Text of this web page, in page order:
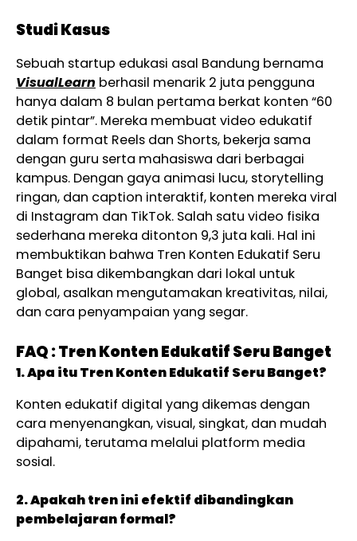
Studi Kasus
Sebuah startup edukasi asal Bandung bernama
VisualLearn berhasil menarik 2 juta pengguna
hanya dalam 8 bulan pertama berkat konten “60
detik pintar”. Mereka membuat video edukatif
dalam format Reels dan Shorts, bekerja sama
dengan guru serta mahasiswa dari berbagai
kampus. Dengan gaya animasi lucu, storytelling
ringan, dan caption interaktif, konten mereka viral
di Instagram dan TikTok. Salah satu video fisika
sederhana mereka ditonton 9,3 juta kali. Hal ini
membuktikan bahwa Tren Konten Edukatif Seru
Banget bisa dikembangkan dari lokal untuk
global, asalkan mengutamakan kreativitas, nilai,
dan cara penyampaian yang segar.
FAQ : Tren Konten Edukatif Seru Banget
1. Apa itu Tren Konten Edukatif Seru Banget?
Konten edukatif digital yang dikemas dengan
cara menyenangkan, visual, singkat, dan mudah
dipahami, terutama melalui platform media
sosial.
2. Apakah tren ini efektif dibandingkan
pembelajaran formal?